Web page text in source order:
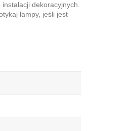
dekoracyjnych.
lampy, jeśli jest